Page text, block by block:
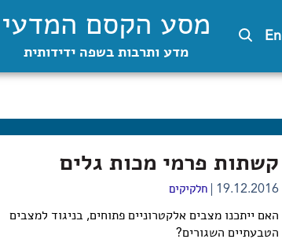
En מסע הקסם המדעי
מדע ותרבות בשפה ידידותית
קשתות פרמי מכות גלים
19.12.2016 חלקיקים
האם ייתכנו מצבים אלקטרוניים פתוחים, בניגוד למצבים
הטבעתיים השגורים?